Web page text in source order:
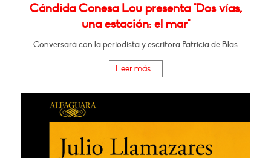
Cándida Conesa Lou presenta "Dos vías,
una estación: el mar"
Conversará con la periodista y escritora Patricia de Blas
Leer más...